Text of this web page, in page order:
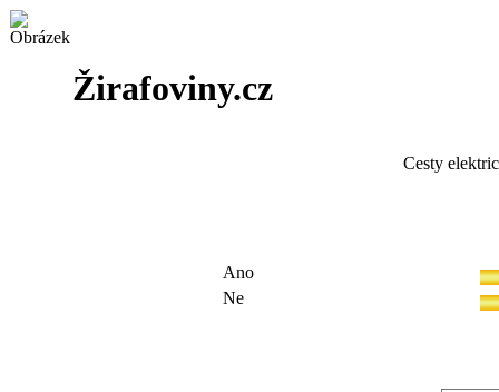
Žirafoviny.cz
Cesty
Ano
Ne